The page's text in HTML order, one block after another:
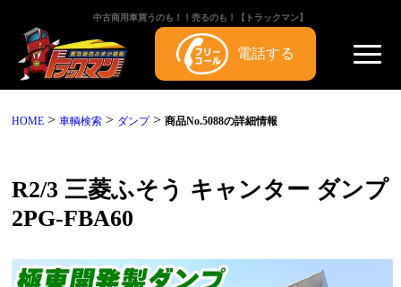
中古商用車買うのも！！売るのも！【トラックマン】
電話する
HOME >車輌検索 > ダンプ>商品No.5088の詳細情報
R2/3 三菱ふそう キャンター ダンプ
2PG-FBA60